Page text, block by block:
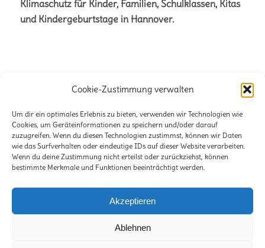
Cookie-Zustimmung verwalten
Um dir ein optimales Erlebnis zu bieten, verwenden wir Technologien wie
Cookies, um Geräteinformationen zu speichern und/oder darauf
zuzugreifen. Wenn du diesen Technologien zustimmst, können wir Daten
wie das Surfverhalten oder eindeutige IDs auf dieser Website verarbeiten.
Wenn du deine Zustimmung nicht erteilst oder zurückziehst, können
bestimmte Merkmale und Funktionen beeinträchtigt werden.
Akzeptieren
Ablehnen
Klimaschutz für Kinder, Familien, Schulklassen, Kitas
und Kindergeburtstage in Hannover.
Verena + Volker Stahnke GbR
Stöckener Str. 125
30419 Hannover
Telefon: 0511-2281471